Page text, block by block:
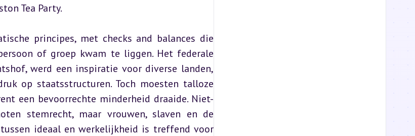
Tea Party.
principes, met checks and balances die
of groep kwam te liggen. Het federale
werd een inspiratie voor diverse landen,
op staatsstructuren. Toch moesten talloze
een bevoorrechte minderheid draaide. Niet-
stemrecht, maar vrouwen, slaven en de
ideaal en werkelijkheid is treffend voor